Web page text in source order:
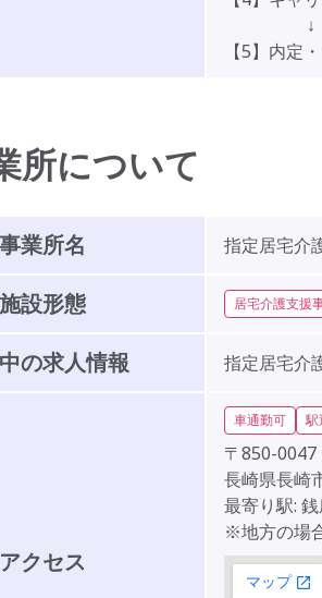
↓
【5】内定
所について
事業所名 指定居宅介
施設形態 居宅介護支援
の求人情報 指定居宅介
アクセス
車通勤可 駅
〒850-0047
長崎県長崎
最寄り駅:
※地方の場